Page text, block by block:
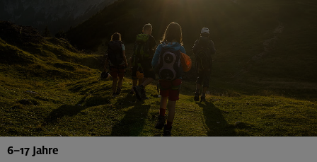
6–17 Jahre